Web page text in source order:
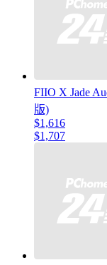
FIIO X Jade
版)
$1,616
$1,707